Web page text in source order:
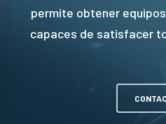
permite obtener
capaces de satisfacer